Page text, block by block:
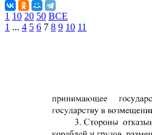
1 10 20 50 ВСЕ
1 ... 4 5 6 7 8 9 10 11